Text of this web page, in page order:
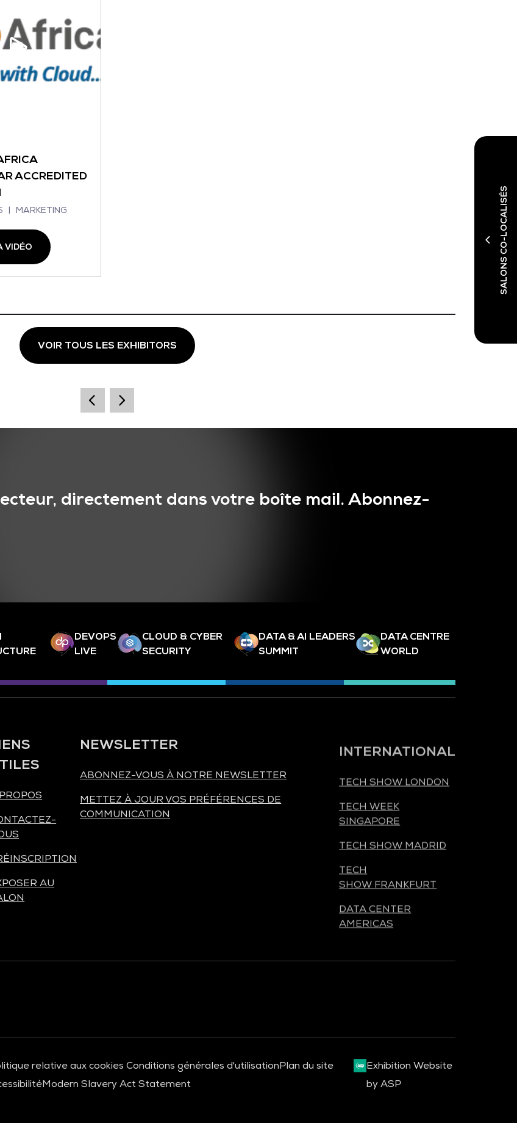
SALONS CO-LOCALISÉS
ACCREDITED
MARKETING
VIDÉO
VOIR TOUS LES EXHIBITORS
directement dans votre boîte mail. Abonnez-
DEVOPS
LIVE
CLOUD & CYBER
SECURITY
DATA & AI LEADERS
SUMMIT
DATA CENTRE
WORLD
AU
NEWSLETTER
ABONNEZ-VOUS À NOTRE NEWSLETTER
METTEZ À JOUR VOS PRÉFÉRENCES DE
COMMUNICATION
INTERNATIONAL
TECH SHOW LONDON
TECH WEEK
SINGAPORE
TECH SHOW MADRID
TECH
SHOW FRANKFURT
DATA CENTER
AMERICAS
relative aux cookies Conditions générales d'utilisationPlan du site
Modern Slavery Act Statement
Exhibition Website
by ASP